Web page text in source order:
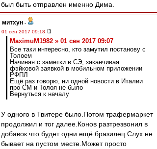
был быть отправлен именно Дима.
митхун -
01 сен 2017 09:18
MaximuM1982 » 01 сен 2017 09:07
Все таки интересно, кто замутил постанову с
Толоем
Начиная с заметки в СЭ, заканчивая
фэйковой заявкой в мобильном приложении
РФПЛ
Ещё раз говорю, ни одной новости в Италии
про СМ и Толоя не было
Вернуться к началу
У одного в Твитере было.Потом трафермаркет
продолжил и тог далее.Конов разтрезвонил в
добавок.что будет одни ещё бразилец.Слух не
бывает на пустом месте.Может просто